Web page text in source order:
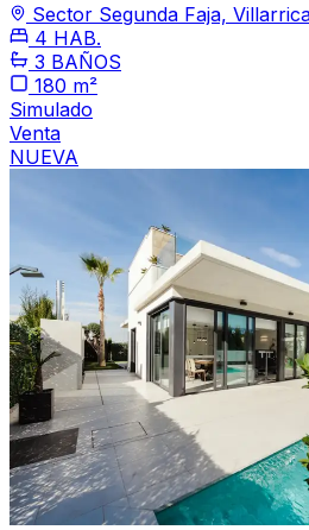
Sector Segunda Faja,
4 HAB.
3 BAÑOS
180 m²
Simulado
Venta
NUEVA